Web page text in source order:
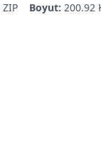
ZIP Boyut: 200.92